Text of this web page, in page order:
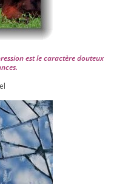
est le carac­tère dou­teux